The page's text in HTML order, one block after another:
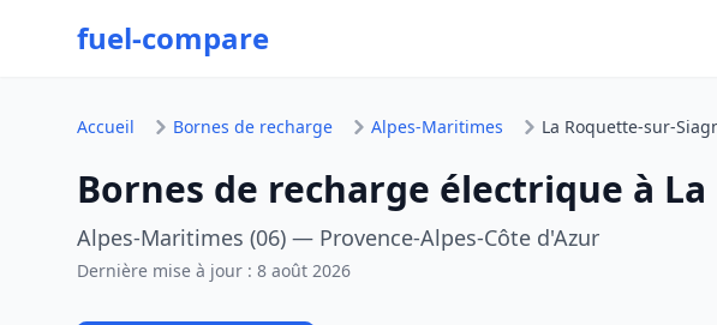
fuel-compare
Accueil Bornes de recharge Alpes-Maritimes La Roquette-sur-
Bornes de recharge électrique à
Alpes-Maritimes (06) — Provence-Alpes-Côte d'Azur
Dernière mise à jour : 8 août 2026